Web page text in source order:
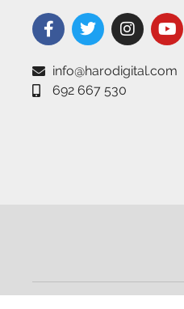
info@harodigital.com
692 667 530